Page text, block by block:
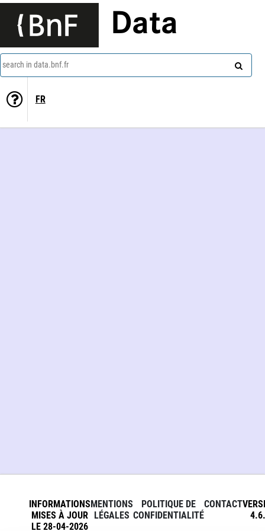
Data
search in data.bnf.fr
FR
INFORMATIONS
MISES À JOUR
LE 28-04-2026
MENTIONS
LÉGALES
POLITIQUE DE
CONFIDENTIALITÉ
CONTACT